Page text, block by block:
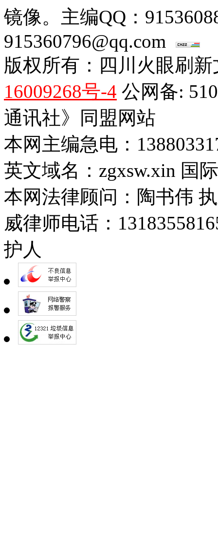
镜像。主编QQ：
915360796@qq.com
版权所有：四川火眼刷
16009268号-4 公网备:
通讯社》同盟网站
本网主编急电：
英文域名：zgxsw.xin 国
本网法律顾问：陶书伟
威律师电话：
护人